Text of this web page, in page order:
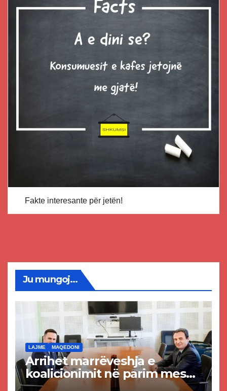
Fakte interesante për jetën!
Ju mungoj...
LAJME MAQEDONI
Arrihet marrëveshja e
koalicionimit në parim mes
Kurtit dhe Abdixhikut